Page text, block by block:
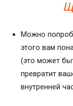
Можно
этого вам
(это может
превратит
внутренней